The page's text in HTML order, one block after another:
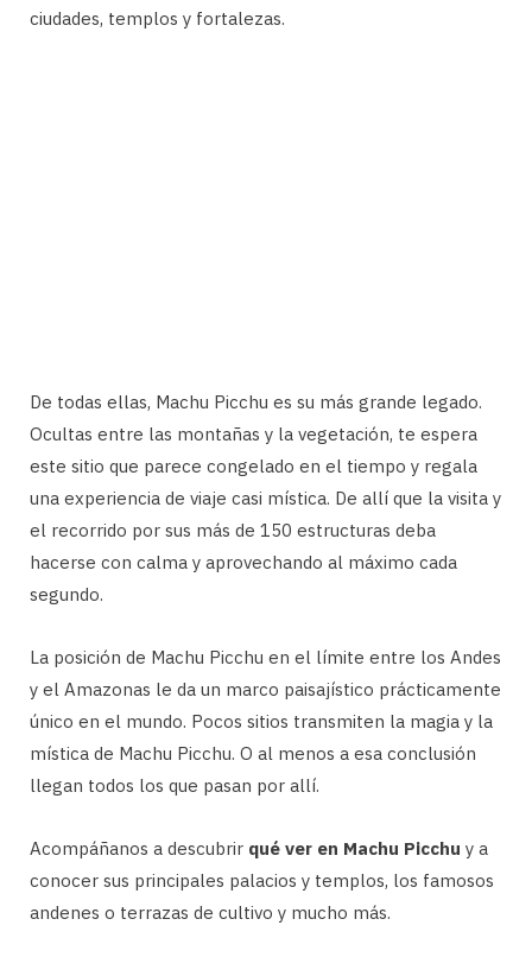
ciudades, templos y fortalezas.
De todas ellas, Machu Picchu es su más grande legado.
Ocultas entre las montañas y la vegetación, te espera
este sitio que parece congelado en el tiempo y regala
una experiencia de viaje casi mística. De allí que la visita y
el recorrido por sus más de 150 estructuras deba
hacerse con calma y aprovechando al máximo cada
segundo.
La posición de Machu Picchu en el límite entre los Andes
y el Amazonas le da un marco paisajístico prácticamente
único en el mundo. Pocos sitios transmiten la magia y la
mística de Machu Picchu. O al menos a esa conclusión
llegan todos los que pasan por allí.
Acompáñanos a descubrir qué ver en Machu Picchu y a
conocer sus principales palacios y templos, los famosos
andenes o terrazas de cultivo y mucho más.